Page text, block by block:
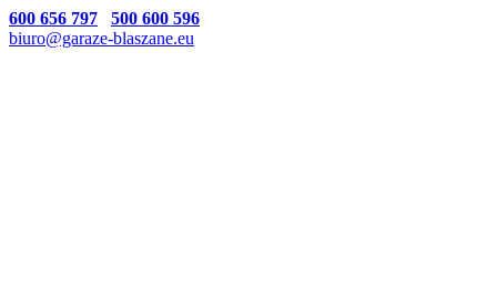
600 656 797
500 600 596
biuro@garaze-blaszane.eu